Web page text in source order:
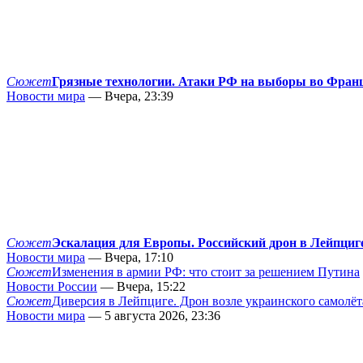
СюжетГрязные технологии. Атаки РФ на выборы во
Новости мира — Вчера, 23:39
СюжетЭскалация для Европы. Российский дрон в
Новости мира — Вчера, 17:10
СюжетИзменения в армии РФ: что стоит за решением Путина
Новости России — Вчера, 15:22
СюжетДиверсия в Лейпциге. Дрон возле украинского
Новости мира — 5 августа 2026, 23:36